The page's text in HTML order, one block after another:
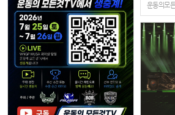
운동의모